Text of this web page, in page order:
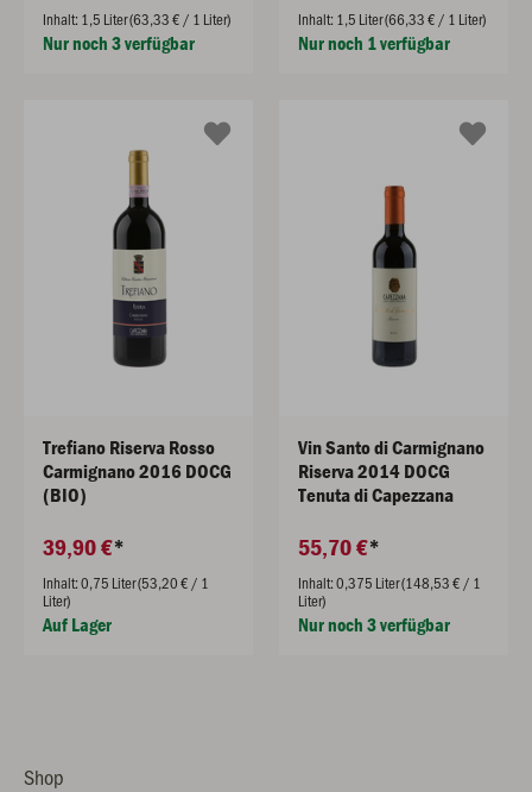
Inhalt: 1,5 Liter (63,33 € / 1 Liter)
Nur noch 3 verfügbar
Inhalt: 1,5 Liter (66,33 € / 1 Liter)
Nur noch 1 verfügbar
Trefiano Riserva Rosso
Carmignano 2016 DOCG
(BIO)
39,90 €
Inhalt: 0,75 Liter (53,20 € / 1
Liter)
Auf Lager
Vin Santo di Carmignano
Riserva 2014 DOCG
Tenuta di Capezzana
55,70 €
Inhalt: 0,375 Liter (148,53 € / 1
Liter)
Nur noch 3 verfügbar
Shop